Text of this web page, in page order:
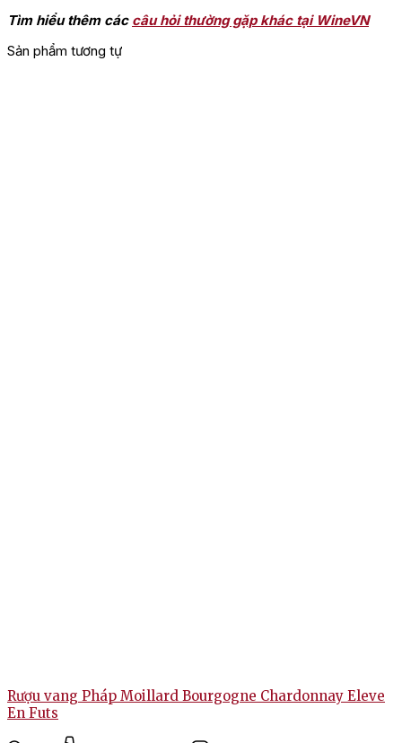
Tìm hiểu thêm các câu hỏi thường gặp khác tại WineVN
Sản phẩm tương tự
Rượu vang Pháp Moillard Bourgogne Chardonnay Eleve
En Futs